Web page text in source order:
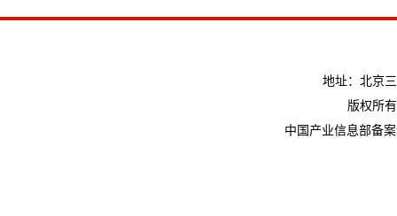
地址：北京
版权所
中国产业信息部备